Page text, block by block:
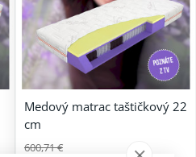
Medový matrac taštičkový 22
cm
600,71 €